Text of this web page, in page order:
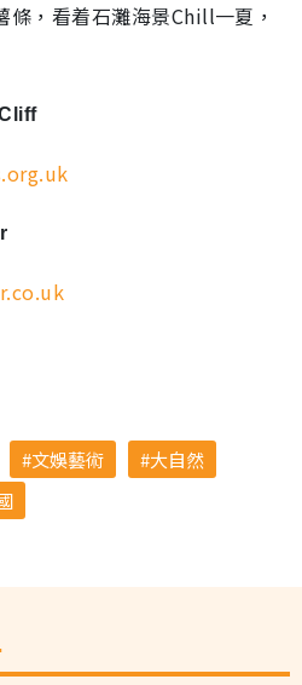
，看着石灘海景Chill一夏，
文娛藝術
大自然